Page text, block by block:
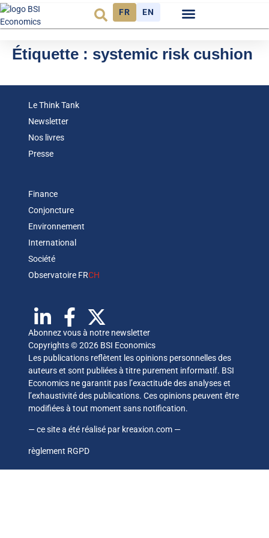
FR EN
Étiquette : systemic risk cushion
Le Think Tank
Newsletter
Nos livres
Presse
Finance
Conjoncture
Environnement
International
Société
Observatoire FRCH
Abonnez vous à notre newsletter
Copyrights © 2026 BSI Economics
Les publications reflètent les opinions personnelles des
auteurs et sont publiées à titre purement informatif. BSI
Economics ne garantit pas l’exactitude des analyses et
l’exhaustivité des publications. Ces opinions peuvent être
modifiées à tout moment sans notification.
— ce site a été réalisé par kreaxion.com —
règlement RGPD